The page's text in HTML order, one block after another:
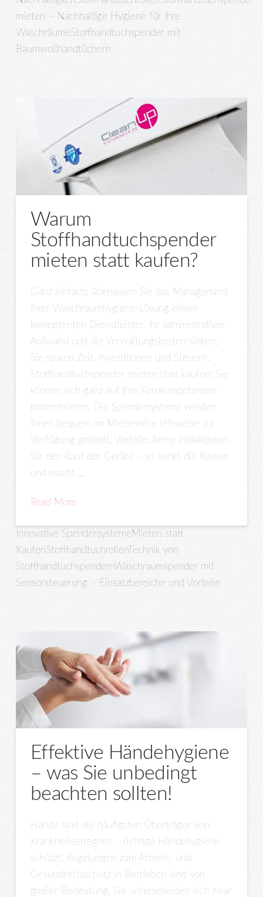
mieten – Nachhaltige Hygiene für Ihre
WaschräumeStoffhandtuchspender mit
Baumwollhandtüchern
Warum
Stoffhandtuchspender
mieten statt kaufen?
Ganz einfach: überlassen Sie das Management
Ihrer Waschraumhygiene-Lösung einem
kompetenten Dienstleister. Ihr administrativer
Aufwand und die Verwaltungskosten sinken.
Sie sparen Zeit, Investitionen und Steuern.
Stoffhandtuchspender mieten statt kaufen! Sie
können sich ganz auf Ihre Kernkompetenzen
konzentrieren. Die Spendersysteme werden
Ihnen bequem im Mietservice leihweise zur
Verfügung gestellt. Vorteile: keine Initialkosten
für den Kauf der Geräte – es senkt die Kosten
und macht …
Read More
Innovative SpendersystemeMieten statt
KaufenStoffhandtuchrollenTechnik von
StoffhandtuchspendernWaschraumspender mit
Sensorsteuerung – Einsatzbereiche und Vorteile
Effektive Händehygiene
– was Sie unbedingt
beachten sollten!
Hände sind die häufigsten Überträger von
Krankheitserregern – richtige Händehygiene
schützt! Regelungen zum Arbeits- und
Gesundheitsschutz in Betrieben sind von
großer Bedeutung. Sie unterscheiden sich zwar